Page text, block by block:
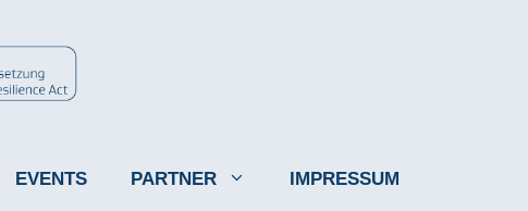
EVENTS PARTNER IMPRESSUM